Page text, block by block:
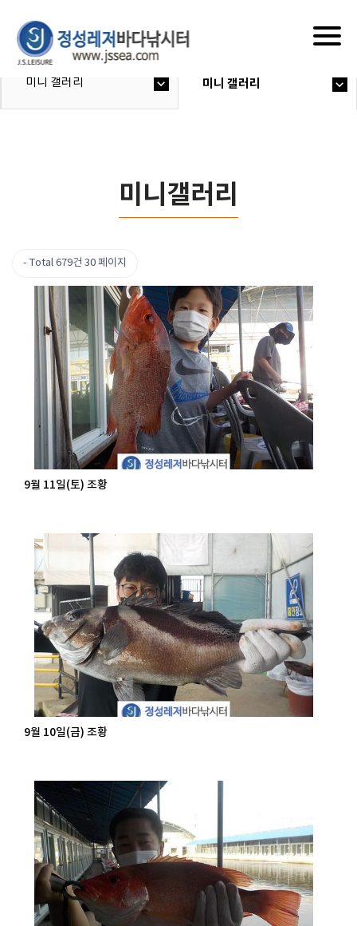
미니 갤러리 미니 갤러리
미니갤러리
Total 679건 30 페이지
9월 11일(토) 조황
9월 10일(금) 조황